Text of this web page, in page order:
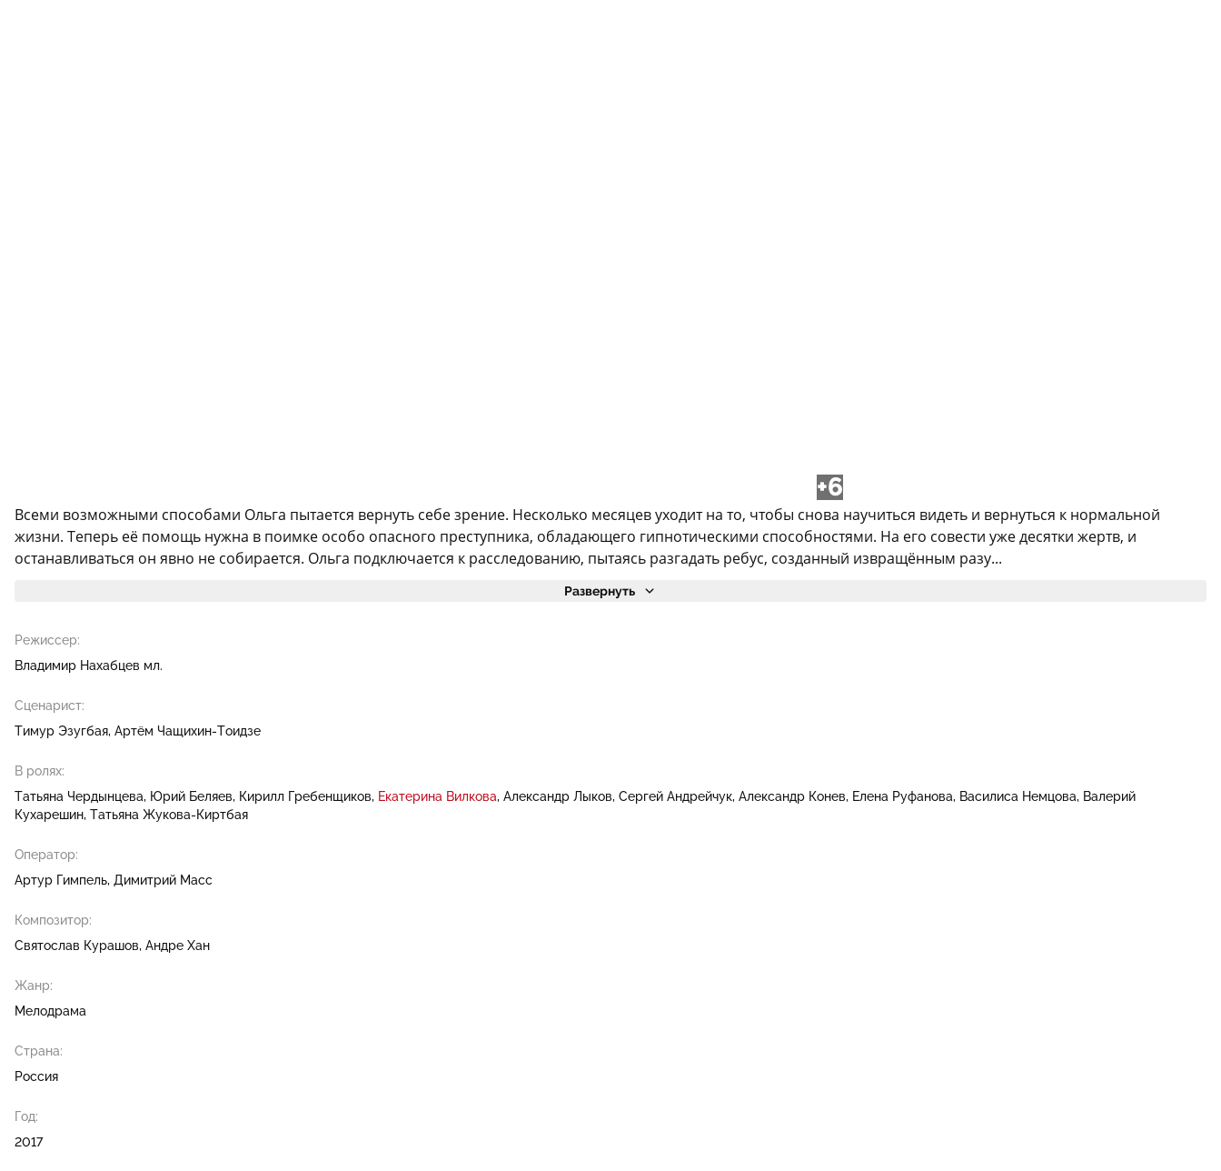
+6
Всеми возможными способами Ольга пытается вернуть себе зрение. Несколько месяцев уходит на то, чтобы снова научиться видеть и вернуться к нормальной
жизни. Теперь её помощь нужна в поимке особо опасного преступника, обладающего гипнотическими способностями. На его совести уже десятки жертв, и
останавливаться он явно не собирается. Ольга подключается к расследованию, пытаясь разгадать ребус, созданный извращённым разу...
Развернуть
Режиссер:
Владимир Нахабцев мл.
Сценарист:
Тимур Эзугбая Артём Чащихин-Тоидзе
В ролях:
Татьяна Чердынцева
Юрий Беляев Кирилл Гребенщиков Екатерина Вилкова Александр Лыков Сергей Андрейчук Александр Конев Елена Руфанова Василиса Немцова
Валерий
Кухарешин Татьяна Жукова-Киртбая
Оператор:
Артур Гимпель Димитрий Масс
Композитор:
Святослав Курашов Андре Хан
Жанр:
Мелодрама
Страна:
Россия
Год:
2017